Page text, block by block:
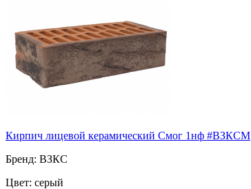
108за шт
Кирпич лицевой керамический Смог 1нф #ВЗКСМ
Бренд: ВЗКС
Цвет: серый